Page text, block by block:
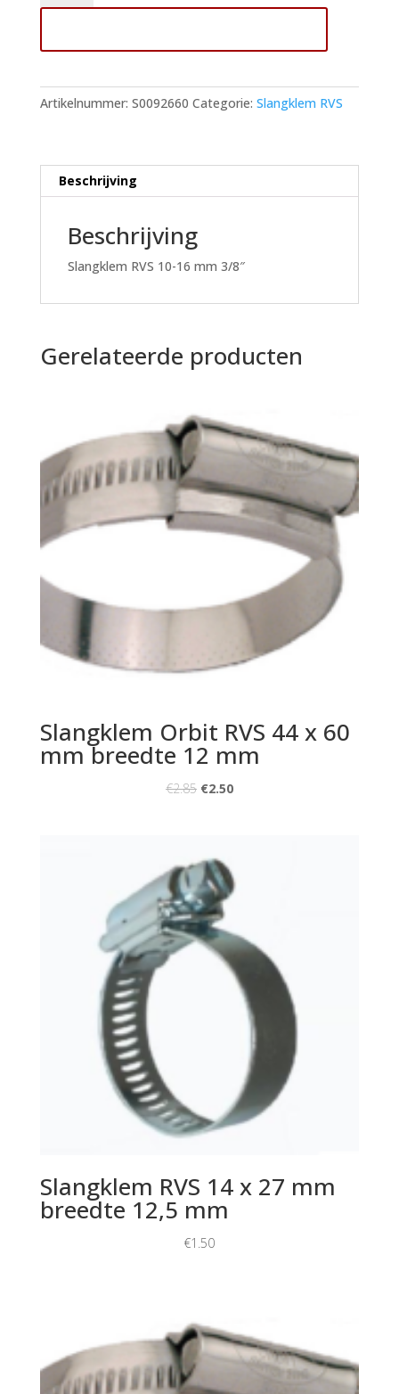
10
16
aantal
Artikelnummer: S0092660 Categorie: Slangklem RVS
Beschrijving
Beschrijving
Slangklem RVS 10-16 mm 3/8″
Gerelateerde producten
Slangklem Orbit RVS 44 x 60
mm breedte 12 mm
€2.85 €2.50
Slangklem RVS 14 x 27 mm
breedte 12,5 mm
€1.50